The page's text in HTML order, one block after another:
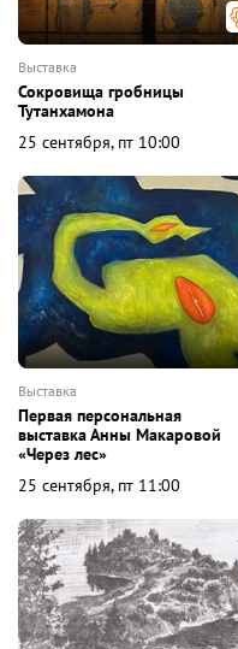
выставка
Сокровища гробницы
Тутанхамона
25 сентября, пт 10:00
выставка
Первая персональная
выставка Анны Макаровой
«Через лес»
25 сентября, пт 11:00